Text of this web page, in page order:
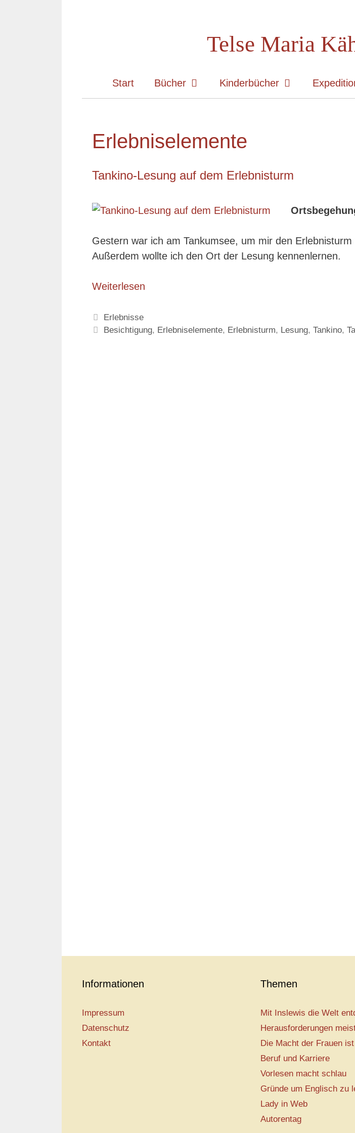
Telse Maria
Start Bücher Kinderbücher
Erlebniselemente
Tankino-Lesung auf dem Erlebnisturm
Gestern war ich am Tankumsee, um mir den Erlebnisturm
Außerdem wollte ich den Ort der Lesung kennenlernen.
Weiterlesen
Kategorien
Erlebnisse
Schlagwörter
Besichtigung, Erlebniselemente, Erlebnisturm, Lesung,Tankino,
Informationen
Impressum
Datenschutz
Kontakt
Themen
Mit Inslewis die Welt
Herausforderungen
Die Macht der Frauen
Beruf und Karriere
Vorlesen macht schlau
Gründe um Englisch zu
Lady in Web
Autorentag